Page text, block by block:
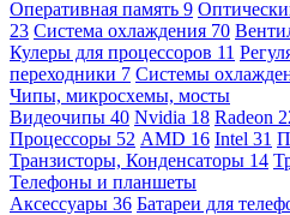
Оперативная память 9
23 Система охлаждения 70
Кулеры для процессоров 11
переходники 7 Системы
Чипы, микросхемы, мосты
Видеочипы 40 Nvidia 18 Radeon
Процессоры 52 AMD 16 Intel 31
Транзисторы, Конденсаторы 14
Телефоны и планшеты
Аксессуары 36 Батареи для